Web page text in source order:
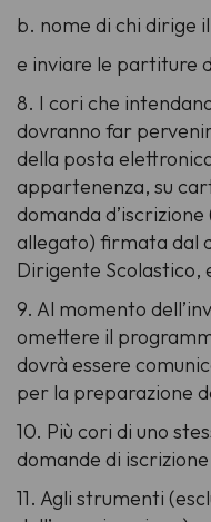
b. nome di chi dirige
e inviare le partiture
8. I cori che
dovranno far
della posta
appartenenza, su
domanda
allegato) firmata dal
Dirigente Scolastico,
9. Al momento
omettere il
dovrà essere
per la preparazione
10. Più cori di uno
domande di
11. Agli strumenti